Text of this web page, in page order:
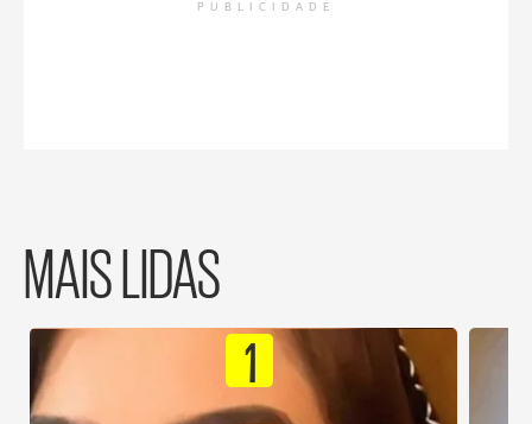
PUBLICIDADE
MAIS LIDAS
1